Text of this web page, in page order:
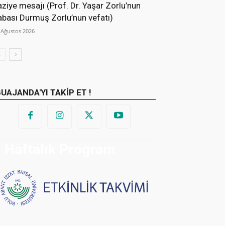
mesajı (Prof. Dr. Yaşar Zorlu’nun
Durmuş Zorlu’nun vefatı)
2026
TAKİP ET !